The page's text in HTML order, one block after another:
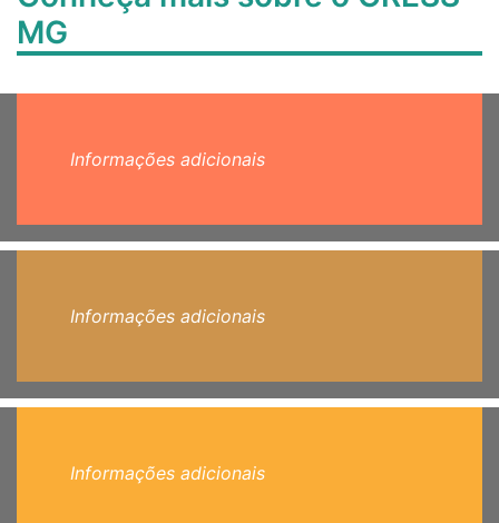
MG
Informações adicionais
Informações adicionais
Informações adicionais